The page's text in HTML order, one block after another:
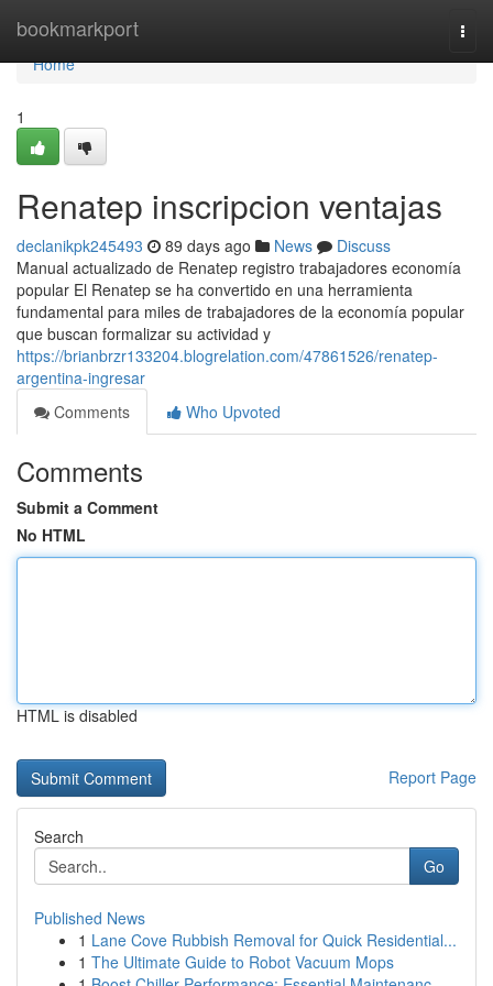
bookmarkport
Home
Home
1
Renatep inscripcion ventajas
declanikpk245493 89 days ago News
Discuss
Manual actualizado de Renatep registro trabajadores economía
popular El Renatep se ha convertido en una herramienta
fundamental para miles de trabajadores de la economía popular
que buscan formalizar su actividad y
https://brianbrzr133204.blogrelation.com/47861526/renatep-
argentina-ingresar
Comments
Who Upvoted
Comments
Submit a Comment
No HTML
HTML is disabled
Report Page
Search
Go
Published News
1 Lane Cove Rubbish Removal for Quick Residential...
1 The Ultimate Guide to Robot Vacuum Mops